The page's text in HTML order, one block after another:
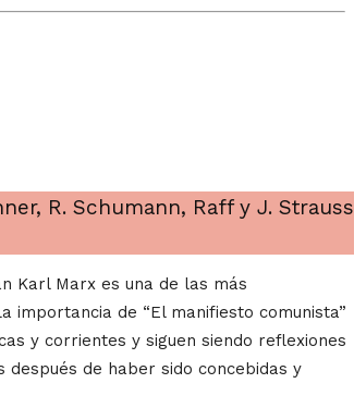
R. Schumann, Raff y J. Strauss
Karl Marx es una de las más
importancia de “El manifiesto comunista”
y corrientes y siguen siendo reflexiones
después de haber sido concebidas y